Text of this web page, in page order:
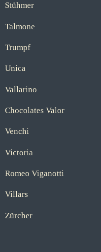
Stühmer
Talmone
Trumpf
Unica
Vallarino
Chocolates Valor
Venchi
Victoria
Romeo Viganotti
Villars
Zürcher